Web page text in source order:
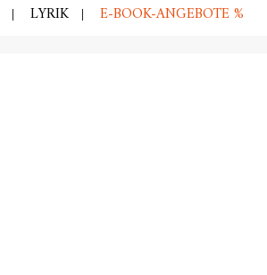
LYRIK E-BOOK-ANGEBOTE %